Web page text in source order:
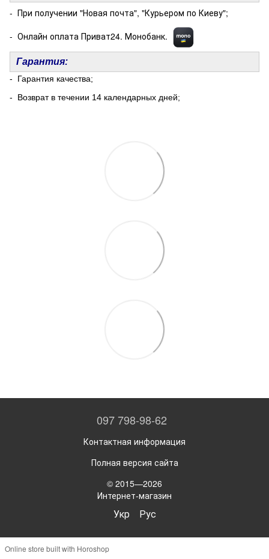
- При получении "Новая почта", "Курьером по Киеву";
- Онлайн оплата Приват24. Монобанк.
Гарантия:
- Гарантия качества;
- Возврат в течении 14 календарных дней;
097 798-98-62
Контактная информация
Полная версия сайта
© 2015—2026
Интернет-магазин
Укр Рус
Online store built with Horoshop